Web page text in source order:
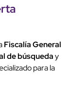
Fiscalía General
de búsqueday
para la